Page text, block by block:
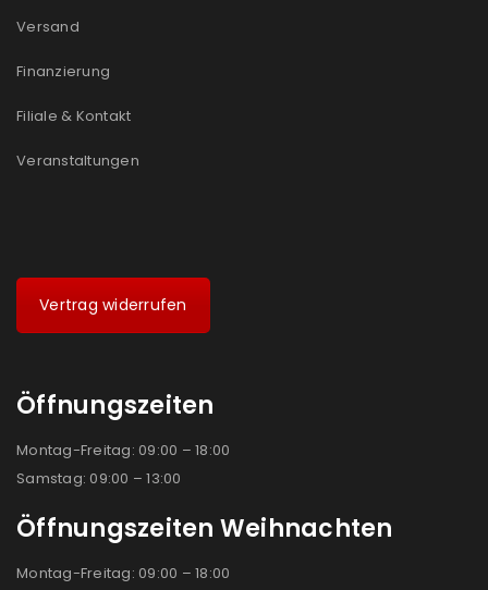
Versand
Finanzierung
Filiale & Kontakt
Veranstaltungen
Vertrag widerrufen
Öffnungszeiten
Montag-Freitag: 09:00 – 18:00
Samstag: 09:00 – 13:00
Öffnungszeiten Weihnachten
Montag-Freitag: 09:00 – 18:00